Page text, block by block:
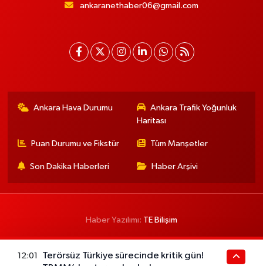
ankaranethaber06@gmail.com
Ankara Hava Durumu
Ankara Trafik Yoğunluk
Haritası
Puan Durumu ve Fikstür Tüm Manşetler
Son Dakika Haberleri Haber Arşivi
Haber Yazılımı: TE Bilişim
12:01
Terörsüz Türkiye sürecinde kritik gün!